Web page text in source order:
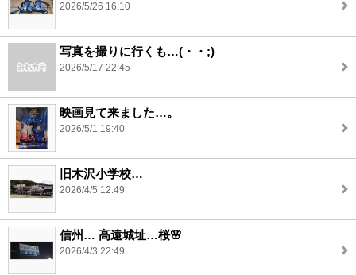
2026/5/26 16:10
写真を撮りに行くも…(・・;)
2026/5/17 22:45
映画見て来ました…。
2026/5/1 19:40
旧木沢小学校…
2026/4/5 12:49
信州… 高遠城址…桜🌸
2026/4/3 22:49